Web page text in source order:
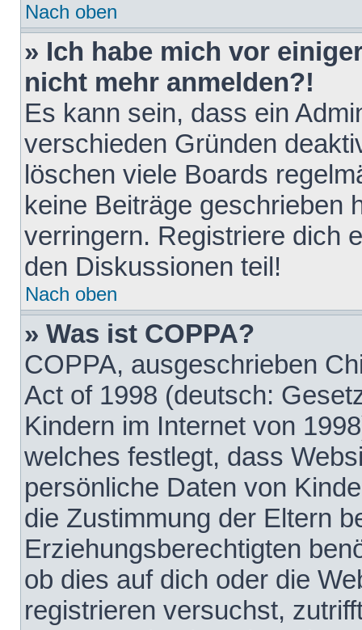
Nach oben
» Ich habe mich vor
nicht mehr anmelden?!
Es kann sein, dass ein
verschieden Gründen
löschen viele Boards
keine Beiträge geschrieben
verringern. Registriere dich
den Diskussionen teil!
Nach oben
» Was ist COPPA?
COPPA, ausgeschrieben
Act of 1998 (deutsch:
Kindern im Internet von
welches festlegt, dass
persönliche Daten von
die Zustimmung der Eltern
Erziehungsberechtigten
ob dies auf dich oder die
registrieren versuchst,